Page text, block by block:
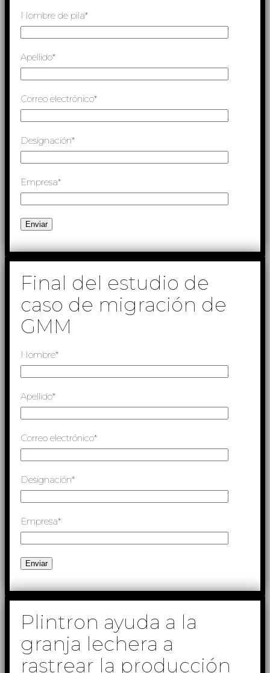
Nombre de pila*
Apellido*
Correo electrónico*
Designación*
Empresa*
Final del estudio de
caso de migración de
GMM
Nombre*
Apellido*
Correo electrónico*
Designación*
Empresa*
Plintron ayuda a la
granja lechera a
rastrear la producción